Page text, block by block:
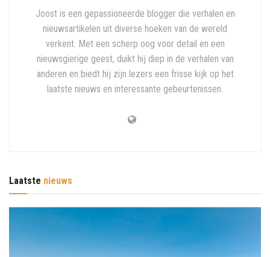
Joost is een gepassioneerde blogger die verhalen en
nieuwsartikelen uit diverse hoeken van de wereld
verkent. Met een scherp oog voor detail en een
nieuwsgierige geest, duikt hij diep in de verhalen van
anderen en biedt hij zijn lezers een frisse kijk op het
laatste nieuws en interessante gebeurtenissen.
Laatste nieuws